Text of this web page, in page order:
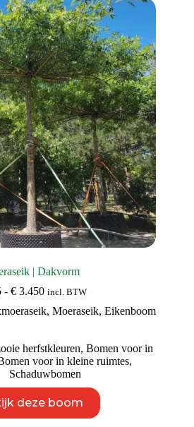
Deze
optie
kan
gekozen
worden
op
de
productpagina
| Dakvorm
- €3.450Prijsklasse:
tot
incl. BTW
,Moeraseik,Eikenboom
herfstkleuren, Bomen voor in
voor in kleine ruimtes,
Schaduwbomen
deze boom
product
heeft